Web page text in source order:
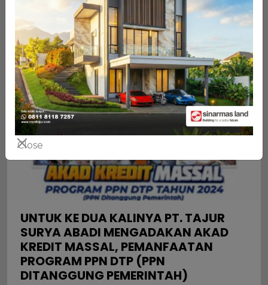
8) di Cluster Dunster. Peluncuran ini
merupakan pelu...
24/02/2026 13:17 WIB
UNTUK KE DUA KALINYA PT. TAJUR
SURYA ABADI MENGADAKAN AKAD
KREDIT MASSAL, PEMANFAATAN
PROGRAM PPN DTP (PPN
DITANGGUNG PEMERINTAH)
Close